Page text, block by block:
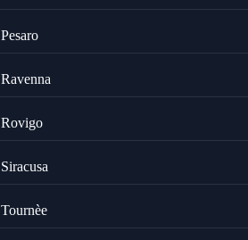
Pesaro
Ravenna
Rovigo
Siracusa
Tournèe